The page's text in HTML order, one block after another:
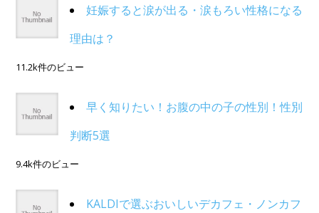
妊娠すると涙が出る・涙もろい性格になる
理由は？
11.2k件のビュー
早く知りたい！お腹の中の子の性別！性別
判断5選
9.4k件のビュー
KALDIで選ぶおいしいデカフェ・ノンカフ